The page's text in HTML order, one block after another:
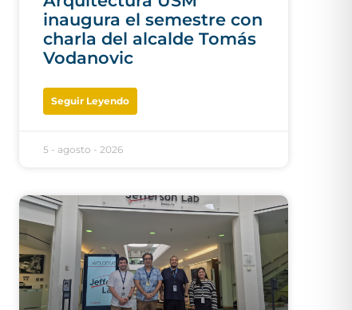
inaugura el semestre con
charla del alcalde Tomás
Vodanovic
Seguir Leyendo
5 - agosto - 2026